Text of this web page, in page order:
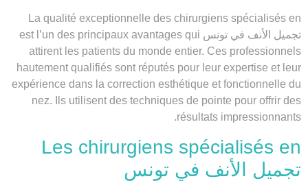
La qualité exceptionnelle des chirurgiens spécialisés en
تجميل الأنف في تونس est l’un des principaux avantages qui
attirent les patients du monde entier. Ces professionnels
hautement qualifiés sont réputés pour leur expertise et leur
expérience dans la correction esthétique et fonctionnelle du
nez. Ils utilisent des techniques de pointe pour offrir des
résultats impressionnants.
Les chirurgiens spécialisés en
تجميل الأنف في تونس